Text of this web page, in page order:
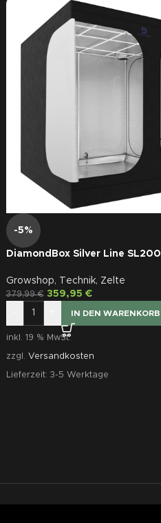
-5%
DiamondBox Silver Line SL200
Growshop, Technik, Zelte
379,99€ 359,95 €
IN DEN WARENKORB
inkl. 19 % MwSt.
zzgl. Versandkosten
Lieferzeit: 3-5 Werktage